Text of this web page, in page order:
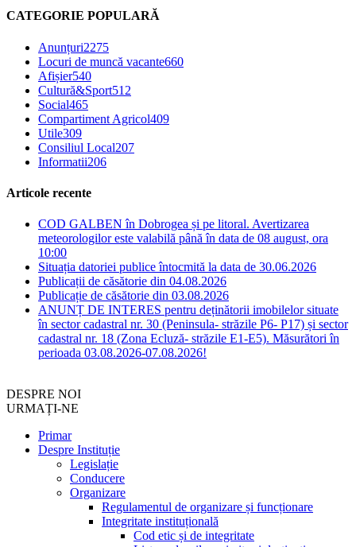
CATEGORIE POPULARĂ
Anunțuri2275
Locuri de muncă vacante660
Afișier540
Cultură&Sport512
Social465
Compartiment Agricol409
Utile309
Consiliul Local207
Informatii206
Articole recente
COD GALBEN în Dobrogea și pe litoral. Avertizarea
meteorologilor este valabilă până în data de 08 august, ora
10:00
Situația datoriei publice întocmită la data de 30.06.2026
Publicații de căsătorie din 04.08.2026
Publicație de căsătorie din 03.08.2026
ANUNȚ DE INTERES pentru deținătorii imobilelor situate
în sector cadastral nr. 30 (Peninsula- străzile P6- P17) și sector
cadastral nr. 18 (Zona Ecluză- străzile E1-E5). Măsurători în
perioada 03.08.2026-07.08.2026!
DESPRE NOI
URMAȚI-NE
Primar
Despre Instituție
Legislație
Conducere
Organizare
Regulamentul de organizare și funcționare
Integritate instituțională
Cod etic și de integritate